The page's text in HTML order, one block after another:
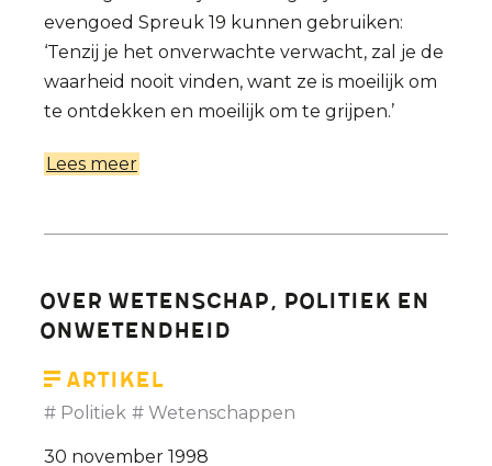
evengoed Spreuk 19 kunnen gebruiken:
‘Tenzij je het onverwachte verwacht, zal je de
waarheid nooit vinden, want ze is moeilijk om
te ontdekken en moeilijk om te grijpen.’
Lees meer
rechtlijnig
denken
Over wetenschap, politiek en
onwetendheid
Artikel
Politiek Wetenschappen
30 november 1998